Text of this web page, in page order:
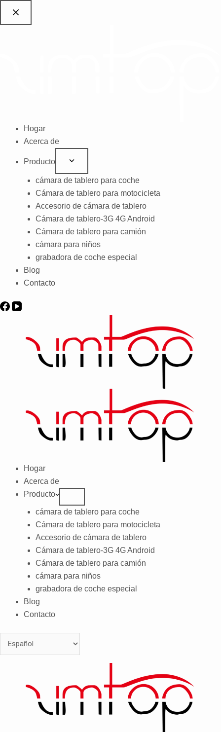
Hogar
Acerca de
Producto
cámara de tablero para coche
Cámara de tablero para motocicleta
Accesorio de cámara de tablero
Cámara de tablero-3G 4G Android
Cámara de tablero para camión
cámara para niños
grabadora de coche especial
Blog
Contacto
Hogar
Acerca de
Producto
cámara de tablero para coche
Cámara de tablero para motocicleta
Accesorio de cámara de tablero
Cámara de tablero-3G 4G Android
Cámara de tablero para camión
cámara para niños
grabadora de coche especial
Blog
Contacto